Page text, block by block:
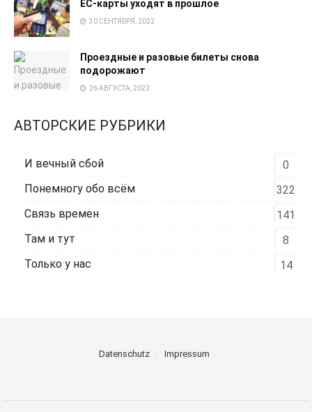
EC-карты уходят в прошлое
30 СЕНТЯБРЯ, 2022
Проездные и разовые билеты снова
подорожают
26 АВГУСТА, 2022
АВТОРСКИЕ РУБРИКИ
И вечный сбой
0
Понемногу обо всём
322
Связь времен
141
Там и тут
8
Только у нас
14
Datenschutz Impressum